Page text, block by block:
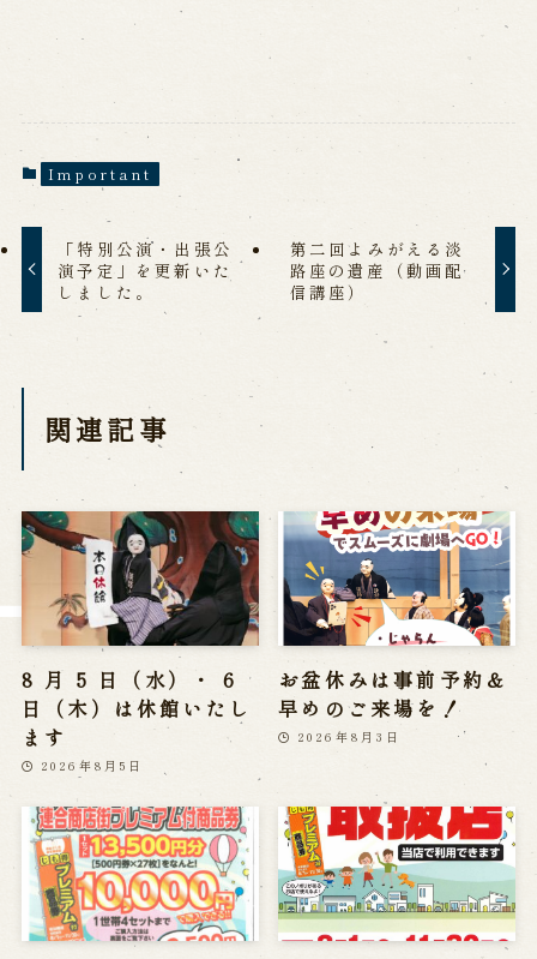
FAQ
Reservation
Online Reservation
Reservation via e-mail form
Phone Reservations
関連施設
通販サイトうずのくに
道の駅うずしお
うずの丘大鳴門橋記念館
Important
「特別公演・出張公
演予定」を更新いた
しました。
第二回よみがえる淡
路座の遺産（動画配
信講座）
関連記事
8 月 5 日（水）・ 6
日（木）は休館いたし
ます
2026年8月5日
お盆休みは事前予約＆
早めのご来場を！
2026年8月3日